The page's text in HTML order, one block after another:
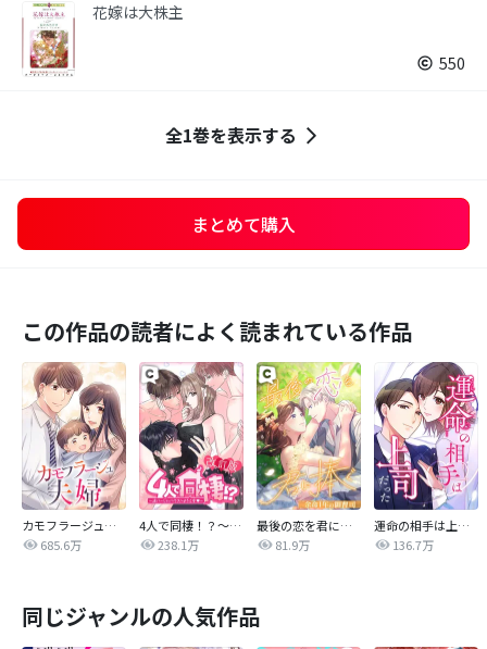
花嫁は大株主
550
全1巻を表示する
まとめて購入
この作品の読者によく読まれている作品
カモフラージュ夫婦
685.6万
4人で同棲！？～逆ハーレムハウスへようこそ♥～【改訂版】
238.1万
最後の恋を君に捧ぐ～余命1年の御曹司～
81.9万
運命の相手は上司だった
136.7万
同じジャンルの人気作品